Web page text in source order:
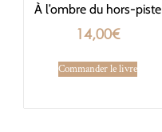
À l’ombre du hors-piste
14,00€
Commander le livre